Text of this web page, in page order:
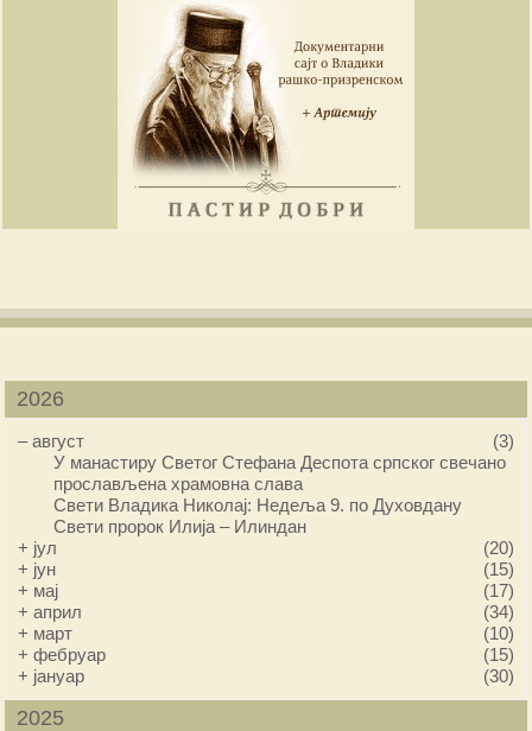
2026
–август
(3)
У манастиру Светог Стефана Деспота српског свечано
прослављена храмовна слава
Свети Владика Николај: Недеља 9. по Духовдану
Свети пророк Илија – Илиндан
+ јул
(20)
+ јун
(15)
+ мај
(17)
+април
(34)
+ март
(10)
+фебруар
(15)
+ јануар (30)
2025